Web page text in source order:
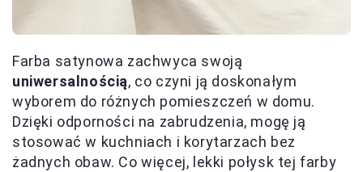
Farba satynowa zachwyca swoją
uniwersalnością, co czyni ją doskonałym
wyborem do różnych pomieszczeń w domu.
Dzięki odporności na zabrudzenia, mogę ją
stosować w kuchniach i korytarzach bez
żadnych obaw. Co więcej, lekki połysk tej farby